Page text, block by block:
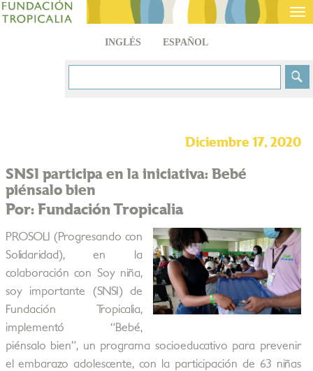
INGLÉS ESPAÑOL
Diciembre 17, 2020
SNSI participa en la iniciativa: Bebé
piénsalo bien
Por: Fundación Tropicalia
PROSOLI (Progresando con
Solidaridad), en la
colaboración con Soy niña,
soy importante (SNSI) de
Fundación Tropicalia,
implementó “Bebé,
piénsalo bien”, un programa socioeducativo para prevenir
el embarazo adolescente, con la participación de 63 niñas